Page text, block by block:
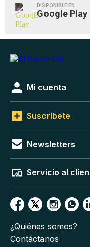
DISPONIBLE EN
Google Play
Mi cuenta
Suscríbete
Newsletters
Servicio al
¿Quiénes somos?
Contáctanos